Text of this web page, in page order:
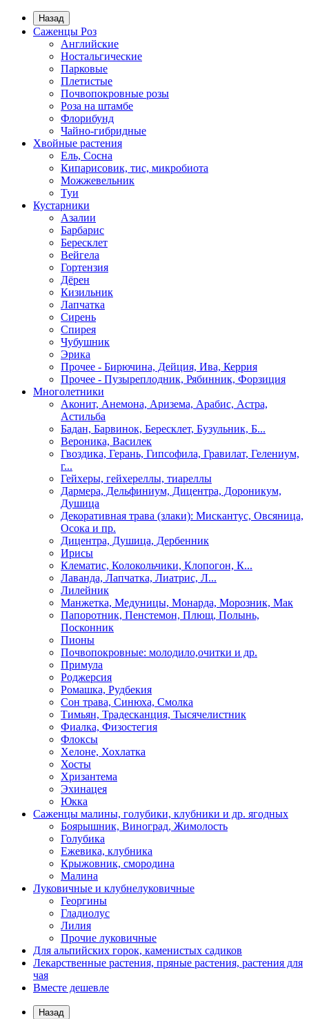
Назад
Саженцы Роз
Английские
Ностальгические
Парковые
Плетистые
Почвопокровные розы
Роза на штамбе
Флорибунд
Чайно-гибридные
Хвойные растения
Ель, Сосна
Кипарисовик, тис, микробиота
Можжевельник
Туи
Кустарники
Азалии
Барбарис
Бересклет
Вейгела
Гортензия
Дёрен
Кизильник
Лапчатка
Сирень
Спирея
Чубушник
Эрика
Прочее - Бирючина, Дейция, Ива, Керрия
Прочее - Пузыреплодник, Рябинник, Форзиция
Многолетники
Аконит, Анемона, Аризема, Арабис, Астра,
Астильба
Бадан, Барвинок, Бересклет, Бузульник, Б...
Вероника, Василек
Гвоздика, Герань, Гипсофила, Гравилат, Гелениум,
г...
Гейхеры, гейхереллы, тиареллы
Дармера, Дельфиниум, Дицентра, Дороникум,
Душица
Декоративная трава (злаки): Мискантус, Овсяница,
Осока и пр.
Дицентра, Душица, Дербенник
Ирисы
Клематис, Колокольчики, Клопогон, К...
Лаванда, Лапчатка, Лиатрис, Л...
Лилейник
Манжетка, Медуницы, Монарда, Морозник, Мак
Папоротник, Пенстемон, Плющ, Полынь,
Посконник
Пионы
Почвопокровные: молодило,очитки и др.
Примула
Роджерсия
Ромашка, Рудбекия
Сон трава, Синюха, Смолка
Тимьян, Традесканция, Тысячелистник
Фиалка, Физостегия
Флоксы
Хелоне, Хохлатка
Хосты
Хризантема
Эхинацея
Юкка
Саженцы малины, голубики, клубники и др. ягодных
Боярышник, Виноград, Жимолость
Голубика
Ежевика, клубника
Крыжовник, смородина
Малина
Луковичные и клубнелуковичные
Георгины
Гладиолус
Лилия
Прочие луковичные
Для альпийских горок, каменистых садиков
Лекарственные растения, пряные растения, растения для
чая
Вместе дешевле
Назад